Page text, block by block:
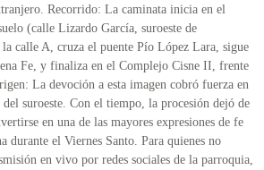
Recorrido: La caminata inicia en el
(calle Lizardo García, suroeste de
calle A, cruza el puente Pío López Lara, sigue
Fe, y finaliza en el Complejo Cisne II, frente
La devoción a esta imagen cobró fuerza en
suroeste. Con el tiempo, la procesión dejó de
en una de las mayores expresiones de fe
durante el Viernes Santo. Para quienes no
en vivo por redes sociales de la parroquia,